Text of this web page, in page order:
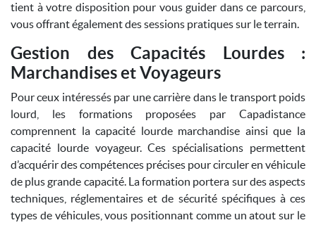
tient à votre disposition pour vous guider dans ce parcours,
vous offrant également des sessions pratiques sur le terrain.
Gestion des Capacités Lourdes :
Marchandises et Voyageurs
Pour ceux intéressés par une carrière dans le transport poids
lourd, les formations proposées par Capadistance
comprennent la capacité lourde marchandise ainsi que la
capacité lourde voyageur. Ces spécialisations permettent
d’acquérir des compétences précises pour circuler en véhicule
de plus grande capacité. La formation portera sur des aspects
techniques, réglementaires et de sécurité spécifiques à ces
types de véhicules, vous positionnant comme un atout sur le